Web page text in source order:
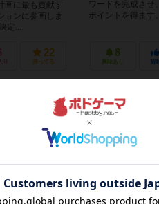
に最も貢献す
ョンに参画しま
定...
り
22
持ってる
ワードを完成させ
ポイントを得ます
8
興味あり 経
ュータウ